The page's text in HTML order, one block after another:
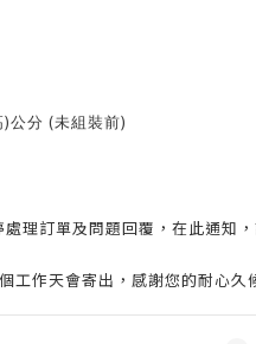
)公分 (未組裝前)
理訂單及問題回覆，在此通知
工作天會寄出，感謝您的耐心久